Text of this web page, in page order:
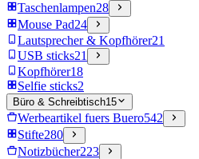
Taschenlampen28
Mouse Pad24
Lautsprecher & Kopfhörer21
USB sticks21
Kopfhörer18
Selfie sticks2
Büro & Schreibtisch15
Werbeartikel fuers Buero542
Stifte280
Notizbücher223